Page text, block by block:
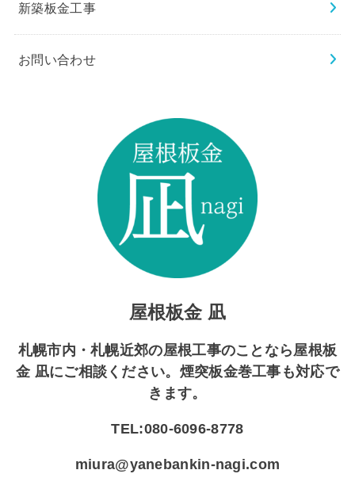
新築板金工事
お問い合わせ
屋根板金 凪
札幌市内・札幌近郊の屋根工事のことなら屋根板
金 凪にご相談ください。煙突板金巻工事も対応で
きます。
TEL:080-6096-8778
miura@yanebankin-nagi.com